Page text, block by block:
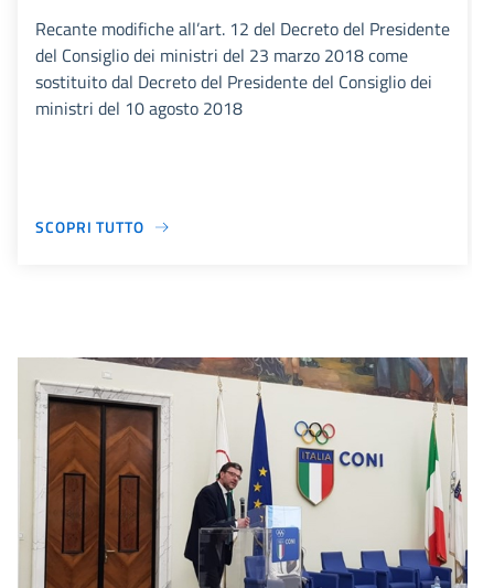
Recante modifiche all’art. 12 del Decreto del Presidente
del Consiglio dei ministri del 23 marzo 2018 come
sostituito dal Decreto del Presidente del Consiglio dei
ministri del 10 agosto 2018
SCOPRI TUTTO